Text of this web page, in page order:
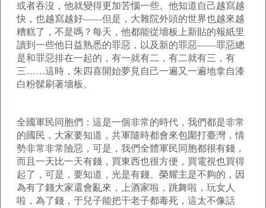
或者吞沒，他就變得更加苦惱一些。他知道自己越寫越
快，也越寫越好——但是，大雜院外頭的世界也越來越
糟糕了，不是嗎？每天，他都能從墻板上新貼的報紙里
讀到一些他日益熟悉的罪惡，以及新的罪惡——罪惡總
是和罪惡排在一起的，有一就有二，有二就有三，有
三……這時，朱四喜開始夢見自己一遍又一遍地拿自漆
白粉髹刷著墻板。
全國軍民同胞們：這是一個非常的時代，我們都是非常
的國民，大家要知道，共軍隨時都會來包圍打臺灣，情
勢非常非常險惡，可是，我們全體軍民同胞都很有錢，
而且一天比一天有錢，買東西也很方便，買電視也買得
起了，可是，要知道，光是有錢、榮耀主是不夠的，因
為有了錢大家還會亂來，上酒家啦，跳舞啦，玩女人
啦，為了錢，于兒子能把干老子都毒死，這太不像話